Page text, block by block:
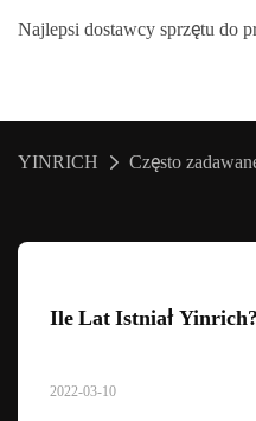
Najlepsi dostawcy sprzętu do
YINRICH Często
Ile Lat Istniał Yinrich?
2022-03-10